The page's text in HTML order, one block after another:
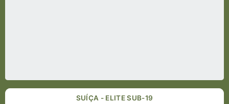
SUÍÇA - ELITE SUB-19